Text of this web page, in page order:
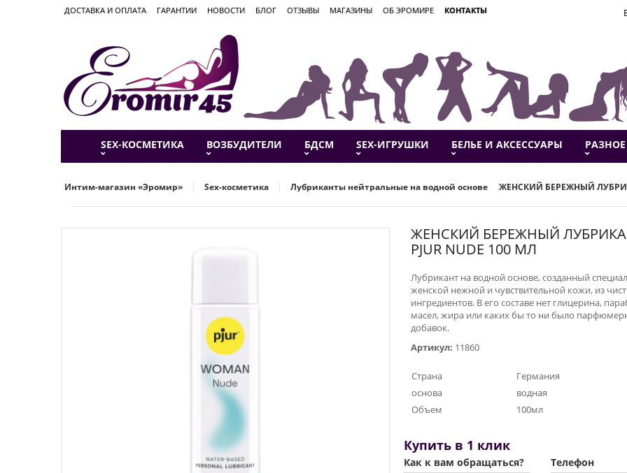
ДОСТАВКА И ОПЛАТА ГАРАНТИИ НОВОСТИ БЛОГ ОТЗЫВЫ МАГАЗИНЫ ОБ ЭРОМИРЕ КОНТАКТЫ
SEX-КОСМЕТИКА ВОЗБУДИТЕЛИ БДСМ SEX-ИГРУШКИ БЕЛЬЕ И АКСЕССУАРЫ РАЗНОЕ
Интим-магазин «Эромир» Sex-косметика Лубриканты нейтральные на водной основе ЖЕНСКИЙ БЕРЕЖНЫЙ
ЖЕНСКИЙ БЕРЕЖНЫЙ
PJUR NUDE 100 МЛ
Лубрикант на водной основе, созданный
женской нежной и чувствительной кожи, из
ингредиентов. В его составе нет глицерина,
масел, жира или каких бы то ни было
добавок.
Артикул: 11860
Страна
Германия
основа
водная
Объем
100мл
Купить в 1 клик
Как к вам обращаться? Телефон